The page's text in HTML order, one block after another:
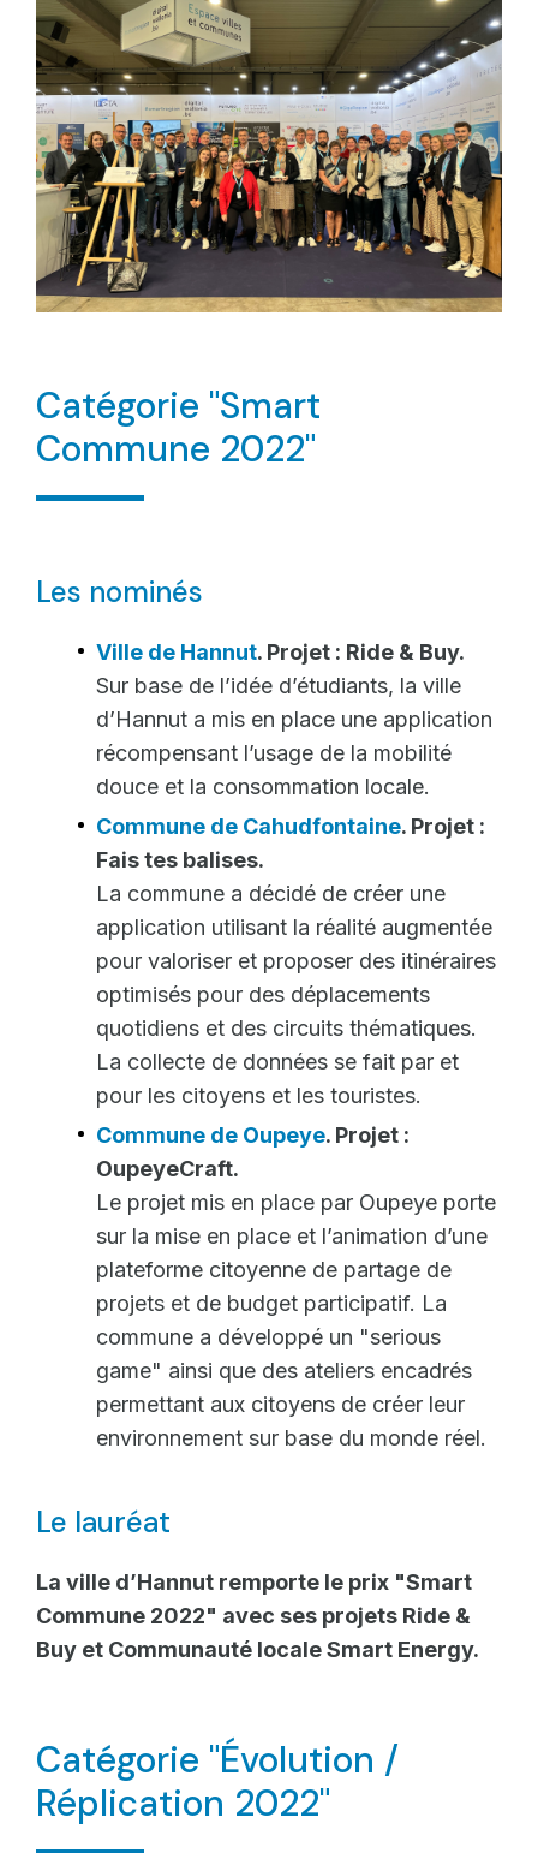
Catégorie "Smart
Commune 2022"
Les nominés
Ville de Hannut. Projet : Ride & Buy.
Sur base de l’idée d’étudiants, la ville
d’Hannut a mis en place une application
récompensant l’usage de la mobilité
douce et la consommation locale.
Commune de Cahudfontaine. Projet :
Fais tes balises.
La commune a décidé de créer une
application utilisant la réalité augmentée
pour valoriser et proposer des itinéraires
optimisés pour des déplacements
quotidiens et des circuits thématiques.
La collecte de données se fait par et
pour les citoyens et les touristes.
Commune de Oupeye. Projet :
OupeyeCraft.
Le projet mis en place par Oupeye porte
sur la mise en place et l’animation d’une
plateforme citoyenne de partage de
projets et de budget participatif. La
commune a développé un "serious
game" ainsi que des ateliers encadrés
permettant aux citoyens de créer leur
environnement sur base du monde réel.
Le lauréat
La ville d’Hannut remporte le prix "Smart
Commune 2022" avec ses projets Ride &
Buy et Communauté locale Smart Energy.
Catégorie "Évolution /
Réplication 2022"